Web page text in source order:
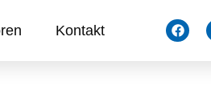
Kontakt